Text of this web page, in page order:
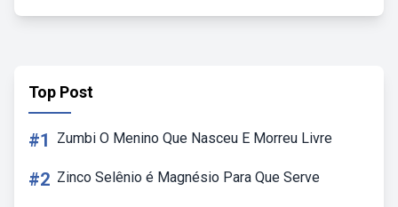
Top Post
#1 Zumbi O Menino Que Nasceu E Morreu Livre
#2 Zinco Selênio é Magnésio Para Que Serve